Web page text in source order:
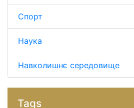
Спорт
Наука
Навколишнє середовище
Tags